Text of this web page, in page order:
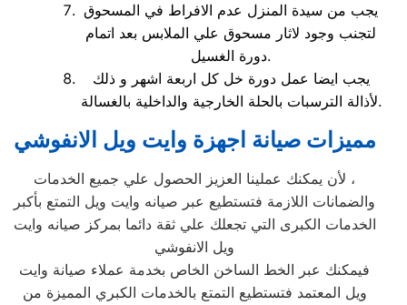
يجب من سيدة المنزل عدم الافراط في المسحوق
لتجنب وجود لاثار مسحوق علي الملابس بعد اتمام
دورة الغسيل.
يجب ايضا عمل دورة خل كل اربعة اشهر و ذلك
لأذالة الترسبات بالحلة الخارجية والداخلية بالغسالة.
مميزات صيانة اجهزة وايت ويل الانفوشي
لأن يمكنك عملينا العزيز الحصول علي جميع الخدمات ،
والضمانات اللازمة فتستطيع عبر صيانه وايت ويل التمتع بأكبر
الخدمات الكبرى التي تجعلك علي ثقة دائما بمركز صيانه وايت
ويل الانفوشي
فيمكنك عبر الخط الساخن الخاص بخدمة عملاء صيانة وايت
ويل المعتمد فتستطيع التمتع بالخدمات الكبري المميزة من